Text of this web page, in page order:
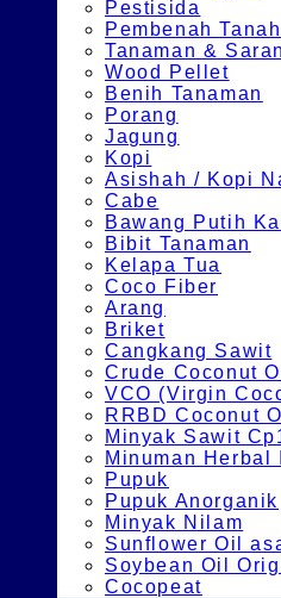
Pestisida
Pembenah Tanah
Tanaman &
Wood Pellet
Benih Tanaman
Porang
Jagung
Kopi
Asishah / Kopi
Cabe
Bawang Putih
Bibit Tanaman
Kelapa Tua
Coco Fiber
Arang
Briket
Cangkang Sawit
Crude Coconut
VCO (Virgin
RRBD Coconut
Minyak Sawit
Minuman Herbal
Pupuk
Pupuk Anorganik
Minyak Nilam
Sunflower Oil
Soybean Oil
Cocopeat